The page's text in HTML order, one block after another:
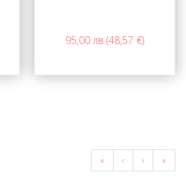
95,00 лв (48,57 €)
« ‹ › »